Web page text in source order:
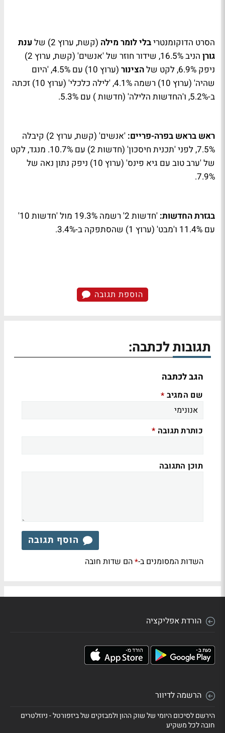
הסרט הדוקומנטריבלי לומר מילה (קשת, ערוץ 2) של
ענת
גורן
הניב 16.5%, שידור חוזר של 'אנשים' (קשת, ערוץ 2)
ניפק 6.9%, לקט של
הצינור
(ערוץ 10) עם 4.5%, 'היום
שהיה' (ערוץ 10) רשמה 4.1%, 'לילה כלכלי' (ערוץ 10) זכתה
ב-5.2%, ו'החדשות הלילה' (חדשות ) עם 5.3%.
ראש בראש בפרה-פריים:
'אנשים' (קשת, ערוץ 2) קיבלה
7.5%, לפני 'תכנית חיסכון' (חדשות 2) עם 10.7%. מנגד, לקט
של 'ערב טוב עם גיא פינס' (ערוץ 10) ניפק נתון נאה של
7.9%.
בגזרת החדשות:
'חדשות 2' רשמה 19.3% מול 'חדשות 10'
עם 11.4% ו'מבט' (ערוץ 1) שהסתפקה ב-3.4%.
הוספת תגובה
תגובות לכתבה:
הגב לכתבה
שם המגיב *
כותרת תגובה *
תוכן התגובה
הוסף תגובה
השדות המסומנים ב-*הם שדות חובה
הורדת אפליקציה
הרשמה לדיוור
הירשם לסיכום היומי של שוק ההון ולמבזקים של ביזפורטל - ניוזלטרים
חובה לכל משקיע